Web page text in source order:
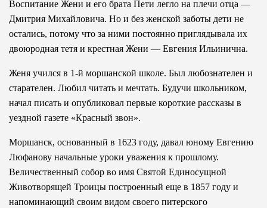
Воспитание Жени и его брата Пети легло на плечи отца —
Дмитрия Михайловича. Но и без женской заботы дети не
остались, потому что за ними постоянно приглядывала их
двоюродная тетя и крестная Жени — Евгения Ильинична.
Женя учился в 1-й моршанской школе. Был любознателен и
старателен. Любил читать и мечтать. Будучи школьником,
начал писать и опубликовал первые короткие рассказы в
уездной газете «Красный звон».
Моршанск, основанный в 1623 году, давал юному Евгению
Люфанову начальные уроки уважения к прошлому.
Величественный собор во имя Святой Единосущной
Животворящей Троицы построенный еще в 1857 году и
напоминающий своим видом своего питерского